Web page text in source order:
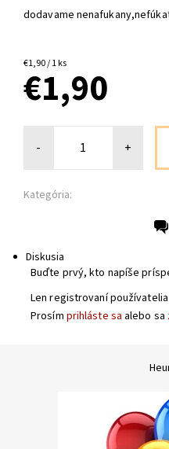
dodavame
€1,90 / 1 ks
€1,90
- +
Kategória:
Diskusia
Buďte prvý, kto napíše
Len registrovaní
Prosím prihláste sa alebo sa